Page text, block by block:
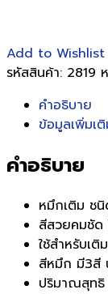
Add to Wishlist
รหัสสินค้า: 2819
คำอธิบาย
ข้อมูลเพิ่มเ
คำอธิบาย
หมึกเติม ช
สีสวยคมชัด
ใช้สำหรับเติ
สีหมึก มี3สี
ปริมาณสุท